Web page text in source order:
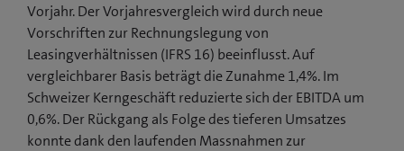
Vorjahr. Der Vorjahresvergleich wird durch neue
Vorschriften zur Rechnungslegung von
Leasingverhältnissen (IFRS 16) beeinflusst. Auf
vergleichbarer Basis beträgt die Zunahme 1,4%. Im
Schweizer Kerngeschäft reduzierte sich der EBITDA um
0,6%. Der Rückgang als Folge des tieferen Umsatzes
konnte dank den laufenden Massnahmen zur